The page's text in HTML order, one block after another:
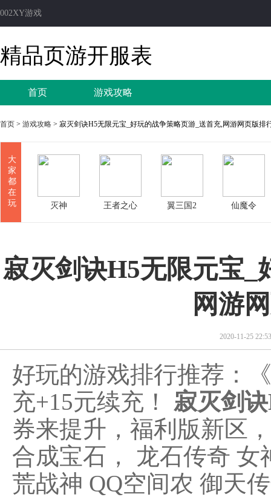
002XY游戏
精品页游开服表
首页 游戏攻略
首页 > 游戏攻略 > 寂灭剑诀H5无限元宝_好玩的战争策略页游_送首充,网游网页版排
大
家
都
在
玩
灭神 王者之心 翼三国2 仙魔令
寂灭剑诀H5无限元宝_
网游
2020-11-25
好玩的游戏排行推荐：《
充+15元续充！ 寂灭剑
券来提升，福利版新区
合成宝石， 龙石传奇
荒战神 QQ空间农 御天